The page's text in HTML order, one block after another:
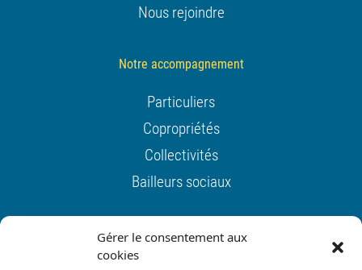
Gérer le consentement aux
cookies
Nous rejoindre
Notre accompagnement
Particuliers
Copropriétés
Collectivités
Bailleurs sociaux
Actualités